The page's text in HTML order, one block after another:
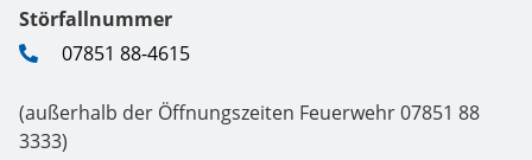
Störfallnummer
07851 88-4615
(außerhalb der Öffnungszeiten Feuerwehr 07851 88
3333)